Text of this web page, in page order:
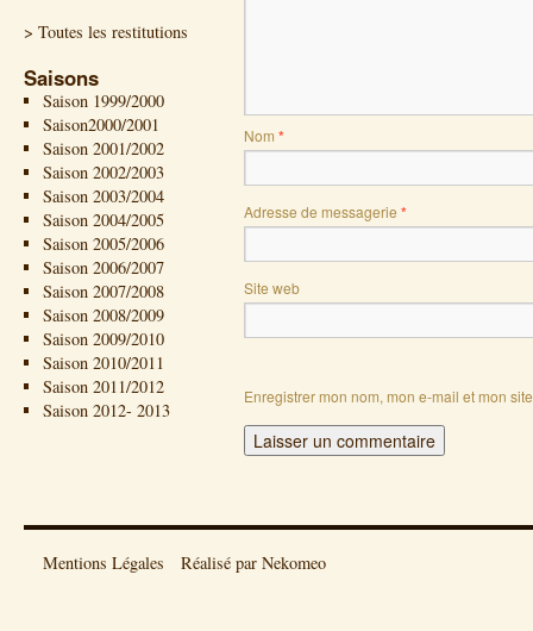
> Toutes les restitutions
Saisons
Saison 1999/2000
Saison2000/2001
Saison 2001/2002
Saison 2002/2003
Saison 2003/2004
Saison 2004/2005
Saison 2005/2006
Saison 2006/2007
Saison 2007/2008
Saison 2008/2009
Saison 2009/2010
Saison 2010/2011
Saison 2011/2012
Saison 2012- 2013
Nom *
Adresse de messagerie *
Site web
Enregistrer mon nom, mon e-mail et mon
Mentions Légales Réalisé par Nekomeo